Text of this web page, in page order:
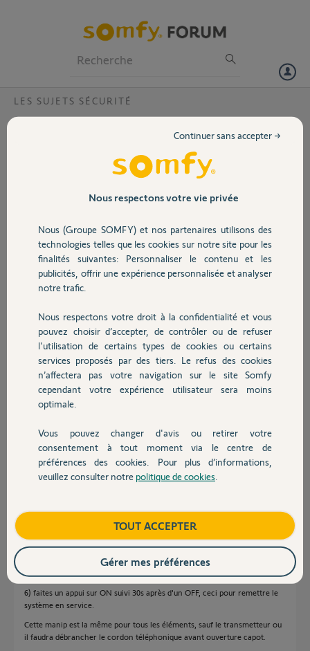
Volet
Sécurité
Domotique
Chauffage
Autres produits
Devis avec un pro
Contact
LES SUJETS SÉCURITÉ
Changement de pile clavier LCD
Je dois changer les piles du clavier LCD.
la procédure est elle bien la suivante :
-je désactive la centrale avec la télécommande en appuyant
Est ce qu'il faut que j'ouvre également la centrale pour retirer une pile
? car changer les piles du clavier va me prendre plus de deux minutes.
Merci.
Christophe
il y a plus de 6 ans
Participer au fil de discussion
Réponses
Comprenez bien que les 2mn concerne la tempo d'ouverture, ensuite
vous avez toute la vie devant vous pour changer les piles.
3) c'est maintenant que vous avez 2mn pour ouvrir le capot.
5) fermez le capot en veillant bien que le switch anti ouverture fasse un
clic à la fermeture.
6) faites un appui sur ON suivi 30s après d'un OFF, ceci pour remettre le
système en service.
Cette manip est la même pour tous les éléments, sauf le transmetteur ou
il faudra débrancher le cordon téléphonique avant ouverture capot.
Nous respectons votre vie privée
Nous (Groupe SOMFY) et nos partenaires utilisons des
technologies telles que les cookies sur notre site pour les
finalités suivantes: Personnaliser le contenu et les
publicités, offrir une expérience personnalisée et analyser
notre trafic.
Nous respectons votre droit à la confidentialité et vous
pouvez choisir d’accepter, de contrôler ou de refuser
l'utilisation de certains types de cookies ou certains
services proposés par des tiers. Le refus des cookies
n’affectera pas votre navigation sur le site Somfy
cependant votre expérience utilisateur sera moins
optimale.
Vous pouvez changer d'avis ou retirer votre
consentement à tout moment via le centre de
préférences des cookies. Pour plus d’informations,
veuillez consulter notre politique de cookies
Continuer sans accepter →
TOUT ACCEPTER
Gérer mes préférences